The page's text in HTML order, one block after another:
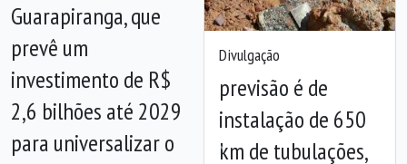
Divulgação
previsão é de
instalação de 650
km de tubulações,
Anterior
Guarapiranga, que
prevê um
investimento de R$
2,6 bilhões até 2029
para universalizar o